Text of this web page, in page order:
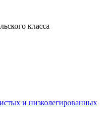
класса
и низколегированных